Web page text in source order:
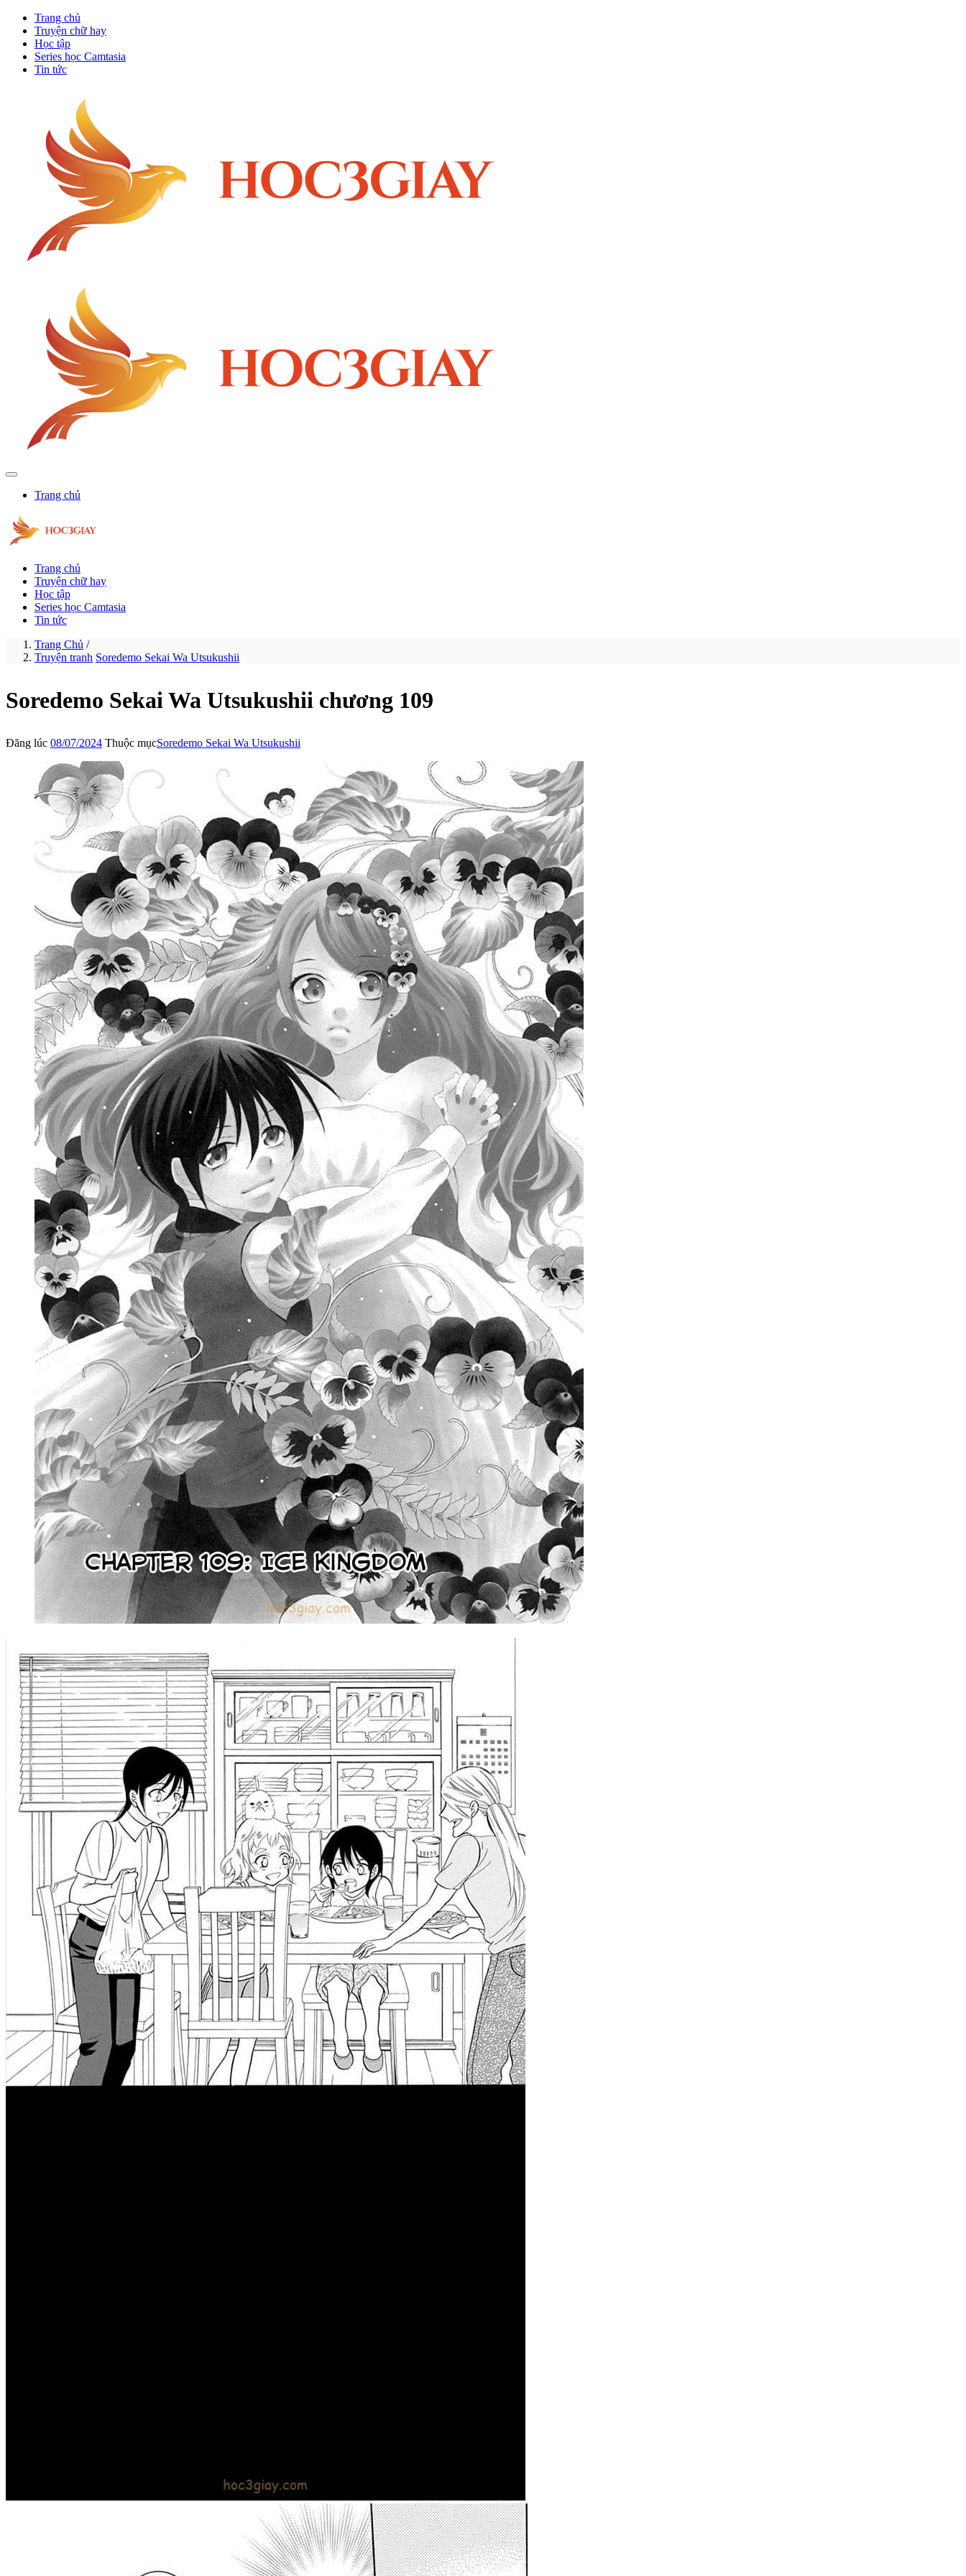
Trang chủ
Truyện chữ hay
Học tập
Series học Camtasia
Tin tức
Trang chủ
Trang chủ
Truyện chữ hay
Học tập
Series học Camtasia
Tin tức
Trang Chủ /
Truyện tranh Soredemo Sekai Wa Utsukushii
Soredemo Sekai Wa Utsukushii chương 109
Đăng lúc 08/07/2024 Thuộc mụcSoredemo Sekai Wa Utsukushii